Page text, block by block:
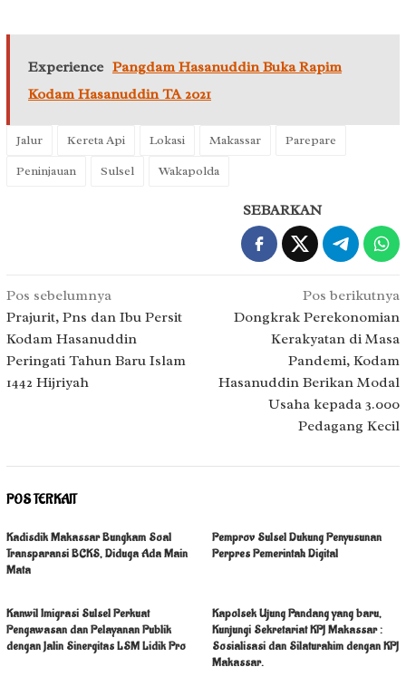
Experience Pangdam Hasanuddin Buka Rapim
Kodam Hasanuddin TA 2021
Jalur Kereta Api Lokasi Makassar
Parepare
Peninjauan
Sulsel Wakapolda
SEBARKAN
Navigasi
pos
Pos sebelumnya
Prajurit, Pns dan Ibu Persit
Kodam Hasanuddin
Peringati Tahun Baru Islam
1442 Hijriyah
Pos berikutnya
Dongkrak Perekonomian
Kerakyatan di Masa
Pandemi, Kodam
Hasanuddin Berikan Modal
Usaha kepada 3.000
Pedagang Kecil
POS TERKAIT
Kadisdik Makassar Bungkam Soal
Transparansi BCKS, Diduga Ada Main
Mata
Pemprov Sulsel Dukung Penyusunan
Perpres Pemerintah Digital
Kanwil Imigrasi Sulsel Perkuat
Pengawasan dan Pelayanan Publik
dengan Jalin Sinergitas LSM Lidik Pro
Kapolsek Ujung Pandang yang baru,
Kunjungi Sekretariat KPJ Makassar :
Sosialisasi dan Silaturahim dengan KPJ
Makassar.